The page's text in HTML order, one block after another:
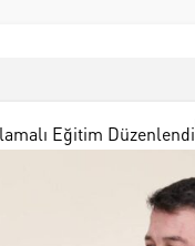
Eğitim Düzenlendi